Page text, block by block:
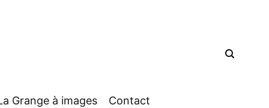
Grange à images Contact